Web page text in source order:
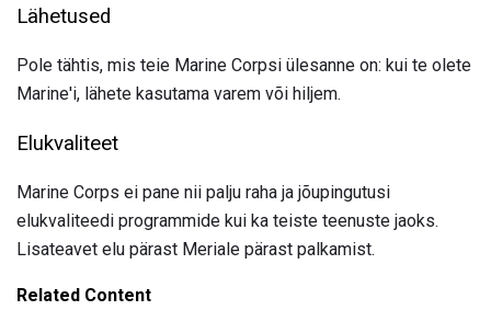
Lähetused
Pole tähtis, mis teie Marine Corpsi ülesanne on: kui te olete
Marine'i, lähete kasutama varem või hiljem.
Elukvaliteet
Marine Corps ei pane nii palju raha ja jõupingutusi
elukvaliteedi programmide kui ka teiste teenuste jaoks.
Lisateavet elu pärast Meriale pärast palkamist.
Related Content